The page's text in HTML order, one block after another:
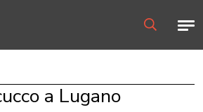
a Lugano